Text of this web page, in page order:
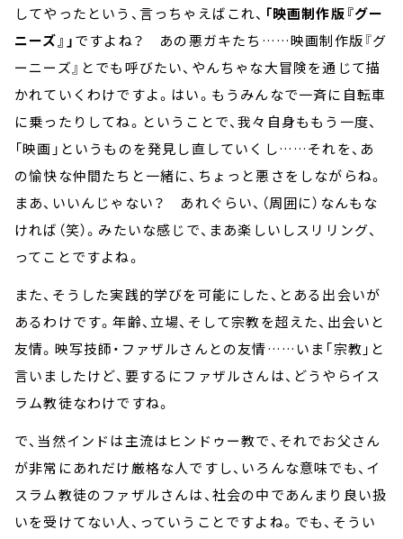
してやったという、言っちゃえばこれ、 「映画制作版『グー
ニーズ』」ですよね？ あの悪ガキたち……映画制作版『グ
ーニーズ』とでも呼びたい、やんちゃな大冒険を通じて描
かれていくわけですよ。はい。もうみんなで一斉に自転車
に乗ったりしてね。ということで、我々自身ももう一度、
「映画」というものを発見し直していくし……それを、あ
の愉快な仲間たちと一緒に、ちょっと悪さをしながらね。
まあ、いいんじゃない？ あれぐらい、（周囲に）なんもな
ければ（笑）。みたいな感じで、まあ楽しいしスリリング、
ってことですよね。
また、そうした実践的学びを可能にした、とある出会いが
あるわけです。年齢、立場、そして宗教を超えた、出会いと
友情。映写技師・ファザルさんとの友情……いま「宗教」と
言いましたけど、要するにファザルさんは、どうやらイス
ラム教徒なわけですね。
で、当然インドは主流はヒンドゥー教で、それでお父さん
が非常にあれだけ厳格な人ですし、いろんな意味でも、イ
スラム教徒のファザルさんは、社会の中であんまり良い扱
いを受けてない人、っていうことですよね。でも、そうい